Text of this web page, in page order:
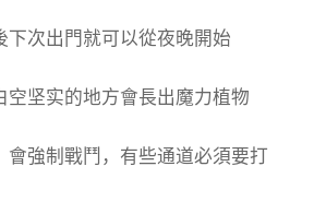
下次出門就可以從夜晚開始
空坚实的地方會長出魔力植物
會強制戰鬥，有些通道必須要打